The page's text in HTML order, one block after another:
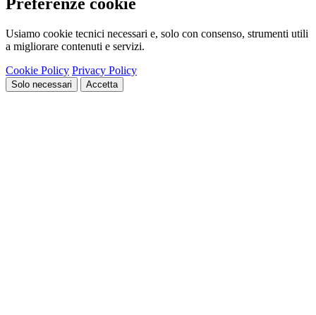
Preferenze cookie
Usiamo cookie tecnici necessari e, solo con consenso, strumenti utili
a migliorare contenuti e servizi.
Cookie Policy Privacy Policy
Solo necessari Accetta